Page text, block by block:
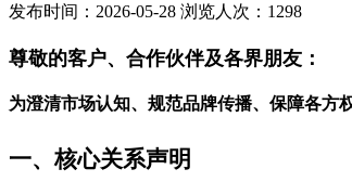
发布时间：2026-05-28 浏览人次：1298
尊敬的客户、合作伙伴及各界朋友：
为澄清市场认知、规范品牌传播、保障各方
一、核心关系声明